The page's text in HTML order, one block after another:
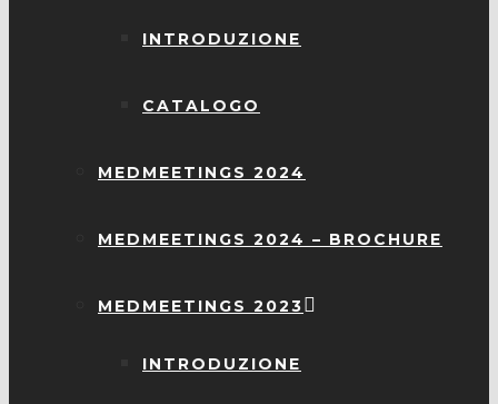
INTRODUZIONE
CATALOGO
MEDMEETINGS 2024
MEDMEETINGS 2024 – BROCHURE
MEDMEETINGS 2023
INTRODUZIONE